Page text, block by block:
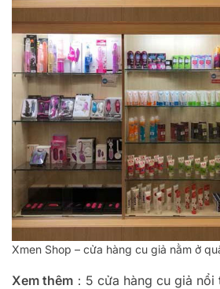
Xmen Shop – cửa hàng cu giả nằm ở
Xem thêm ：5 cửa hàng cu giả